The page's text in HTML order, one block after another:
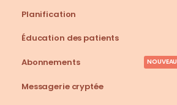
Planification
Éducation des patients
Messagerie cryptée
Abonnements NOUVEAU